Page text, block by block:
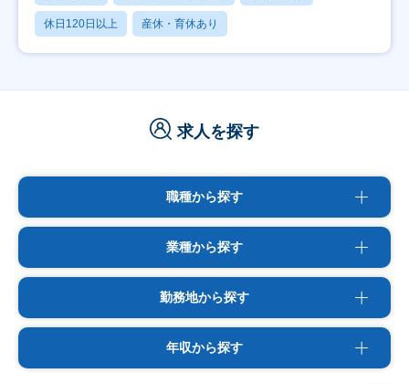
休日120日以上 産休・育休あり
求人を探す
職種から探す
業種から探す
勤務地から探す
年収から探す